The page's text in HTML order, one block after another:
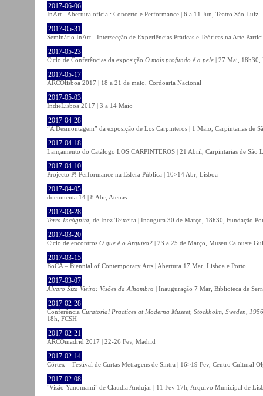
2017-06-06
InArt - Abertura oficial: Concerto e Performance | 6 a 11 Jun, Teatro São Luiz
2017-05-31
Seminário InArt - Intersecção de Experiências Práticas e Teóricas na Arte
2017-05-23
Ciclo de Conferências da exposição O mais profundo é a pele | 27 Mai, 18h30,
2017-05-17
ARCOlisboa 2017 | 18 a 21 de maio, Cordoaria Nacional
2017-05-03
IndieLisboa 2017 | 3 a 14 Maio
2017-04-28
“A Desmontagem” da exposição de Los Carpinteros | 1 Maio, Carpintarias de
2017-04-18
Lançamento do Catálogo LOS CARPINTEROS | 21 Abril, Carpintarias de São
2017-04-10
Projecto P! Performance na Esfera Pública | 10>14 Abr, Lisboa
2017-04-05
documenta 14 | 8 Abr, Atenas
2017-03-28
Terra Incógnita , de Inez Teixeira | Inaugura 30 de Março, 18h30, Fundação
2017-03-20
Ciclo de encontros O que é o Arquivo? | 23 a 25 de Março, Museu Calouste
2017-03-15
BoCA – Biennial of Contemporary Arts | Abertura 17 Mar, Lisboa e Porto
2017-03-07
Álvaro Siza Vieira: Visões da Alhambra | Inauguração 7 Mar, Biblioteca de
2017-02-28
Conferência Curatorial Practices at Moderna Museet, Stockholm, Sweden,
18h, FCSH
2017-02-21
ARCOmadrid 2017 | 22-26 Fev, Madrid
2017-02-14
Córtex – Festival de Curtas Metragens de Sintra | 16>19 Fev, Centro Cultural
2017-02-08
"Visão Yanomami" de Claudia Andujar | 11 Fev 17h, Arquivo Municipal de